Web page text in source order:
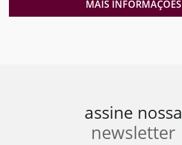
MAIS INFORMAÇÕES
assine nossa
newsletter